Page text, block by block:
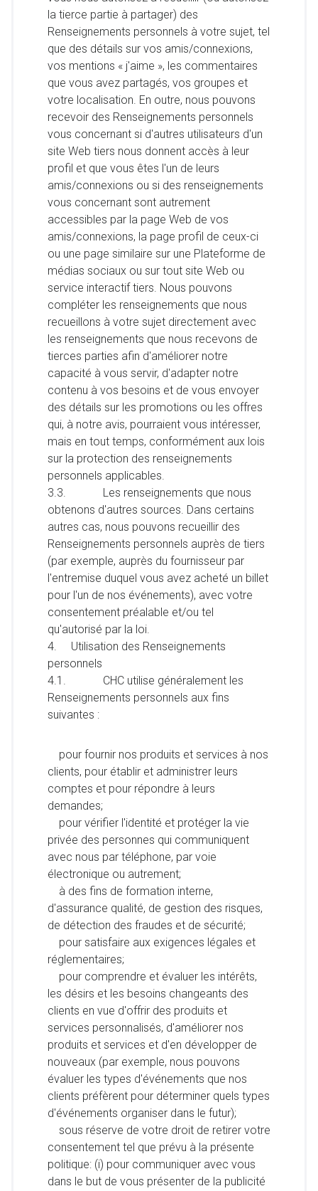
la tierce partie à partager) des
Renseignements personnels à votre sujet, tel
que des détails sur vos amis/connexions,
vos mentions « j'aime », les commentaires
que vous avez partagés, vos groupes et
votre localisation. En outre, nous pouvons
recevoir des Renseignements personnels
vous concernant si d'autres utilisateurs d'un
site Web tiers nous donnent accès à leur
profil et que vous êtes l'un de leurs
amis/connexions ou si des renseignements
vous concernant sont autrement
accessibles par la page Web de vos
amis/connexions, la page profil de ceux-ci
ou une page similaire sur une Plateforme de
médias sociaux ou sur tout site Web ou
service interactif tiers. Nous pouvons
compléter les renseignements que nous
recueillons à votre sujet directement avec
les renseignements que nous recevons de
tierces parties afin d'améliorer notre
capacité à vous servir, d'adapter notre
contenu à vos besoins et de vous envoyer
des détails sur les promotions ou les offres
qui, à notre avis, pourraient vous intéresser,
mais en tout temps, conformément aux lois
sur la protection des renseignements
personnels applicables.
3.3. Les renseignements que nous
obtenons d'autres sources. Dans certains
autres cas, nous pouvons recueillir des
Renseignements personnels auprès de tiers
(par exemple, auprès du fournisseur par
l'entremise duquel vous avez acheté un billet
pour l'un de nos événements), avec votre
consentement préalable et/ou tel
qu'autorisé par la loi.
4. Utilisation des Renseignements
personnels
4.1. CHC utilise généralement les
Renseignements personnels aux fins
suivantes :
pour fournir nos produits et services à nos
clients, pour établir et administrer leurs
comptes et pour répondre à leurs
demandes;
pour vérifier l'identité et protéger la vie
privée des personnes qui communiquent
avec nous par téléphone, par voie
électronique ou autrement;
à des fins de formation interne,
d'assurance qualité, de gestion des risques,
de détection des fraudes et de sécurité;
pour satisfaire aux exigences légales et
réglementaires;
pour comprendre et évaluer les intérêts,
les désirs et les besoins changeants des
clients en vue d'offrir des produits et
services personnalisés, d'améliorer nos
produits et services et d'en développer de
nouveaux (par exemple, nous pouvons
évaluer les types d'événements que nos
clients préfèrent pour déterminer quels types
d'événements organiser dans le futur);
sous réserve de votre droit de retirer votre
consentement tel que prévu à la présente
politique: (i) pour communiquer avec vous
dans le but de vous présenter de la publicité